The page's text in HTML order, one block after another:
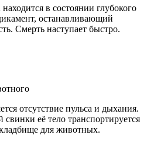
в состоянии глубокого
останавливающий
Смерть наступает быстро.
отсутствие пульса и дыхания.
её тело транспортируется
для животных.